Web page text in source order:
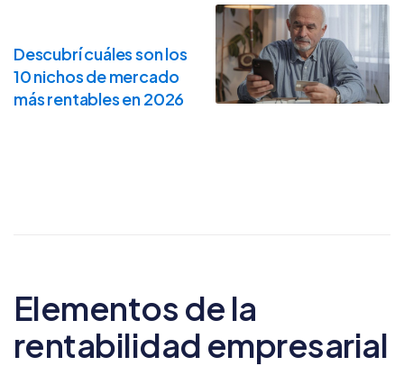
Descubrí cuáles son los
10 nichos de mercado
más rentables en 2026
Elementos de la
rentabilidad empresarial